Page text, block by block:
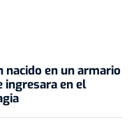
nacido en un armario
ingresara en el